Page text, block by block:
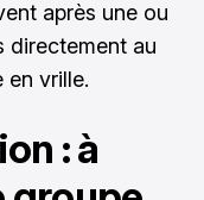
après une ou
directement au
en vrille.
: à